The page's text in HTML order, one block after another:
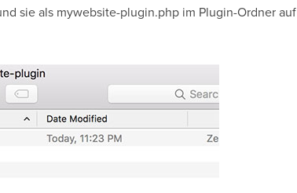
sie als mywebsite-plugin.php im Plugin-Ordner auf